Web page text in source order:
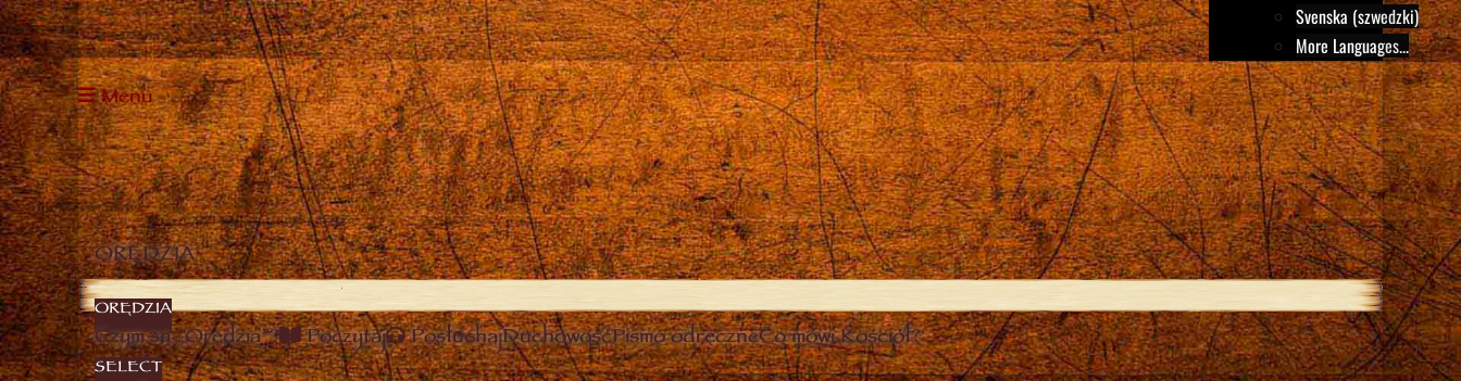
Svenska (szwedzki)
More Languages...
Menu
ORĘDZIA
ORĘDZIA
Czym są „Orędzia”? Poczytaj PosłuchajDuchowośćPismo odręczneCo mówi Kościół?
SELECT